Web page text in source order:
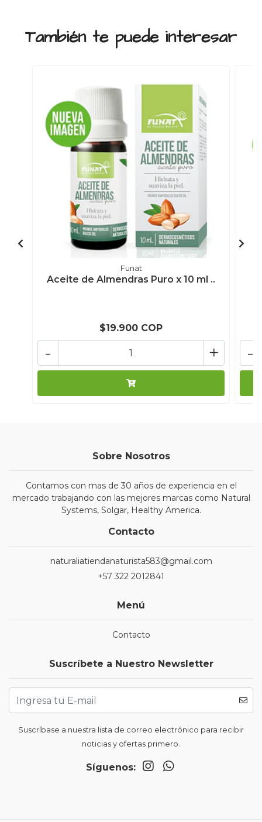
También te puede interesar
Funat
Aceite de Almendras Puro x 10 ml ..
$19.900 COP
+
- -
Sobre Nosotros
Contamos con mas de 30 años de experiencia en el
mercado trabajando con las mejores marcas como Natural
Systems, Solgar, Healthy America.
Contacto
naturaliatiendanaturista583@gmail.com
+57 322 2012841
Menú
Contacto
Suscríbete a Nuestro Newsletter
Suscríbase a nuestra lista de correo electrónico para recibir
noticias y ofertas primero.
Síguenos: